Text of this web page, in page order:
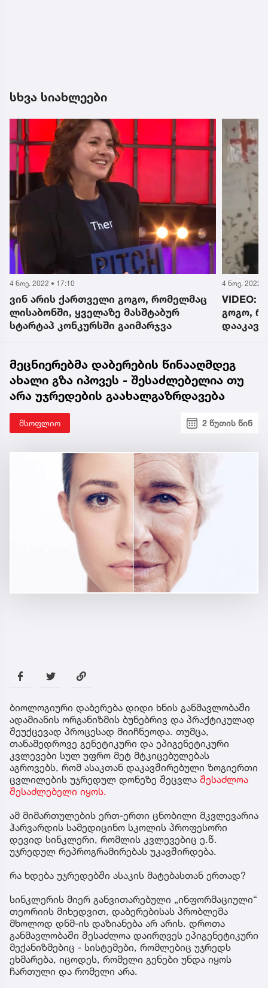
სხვა სიახლეები
4 ნოე. 2022 • 19:24
VIDEO: ვინ არის 29 წლის ქართველი
გოგო, რომელიც ოკუპირებულ სოხუმში
დააკავეს - რა ნახეს მის სახლში
4 ნოე. 2022
ეს
მეცნიერებმა დაბერების წინააღმდეგ
ახალი გზა იპოვეს - შესაძლებელია თუ
არა უჯრედების გაახალგაზრდავება
მსოფლიო 2 წუთის წინ
ბიოლოგიური დაბერება დიდი ხნის განმავლობაში
ადამიანის ორგანიზმის ბუნებრივ და პრაქტიკულად
შეუქცევად პროცესად მიიჩნეოდა. თუმცა,
თანამედროვე გენეტიკური და ეპიგენეტიკური
კვლევები სულ უფრო მეტ მტკიცებულებას
აგროვებს, რომ ასაკთან დაკავშირებული ზოგიერთი
ცვლილების უჯრედულ დონეზე შეცვლა შესაძლოა
შესაძლებელი იყოს.
ამ მიმართულების ერთ-ერთი ცნობილი მკვლევარია
ჰარვარდის სამედიცინო სკოლის პროფესორი
დევიდ სინკლერი, რომლის კვლევებიც ე.წ.
უჯრედულ რეპროგრამირებას უკავშირდება.
რა ხდება უჯრედებში ასაკის მატებასთან ერთად?
სინკლერის მიერ განვითარებული „ინფორმაციული“
თეორიის მიხედვით, დაბერებისას პრობლემა
მხოლოდ დნმ-ის დაზიანება არ არის. დროთა
განმავლობაში შესაძლოა დაირღვეს ეპიგენეტიკური
მექანიზმებიც - სისტემები, რომლებიც უჯრედს
ეხმარება, იცოდეს, რომელი გენები უნდა იყოს
ჩართული და რომელი არა.